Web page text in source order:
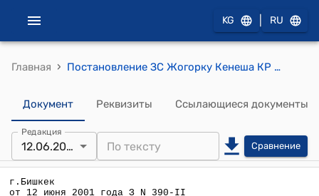
KG RU
Главная › Постановление ЗС Жогорку Кенеша КР от 12 июня 2001 года З N 390-II " Об избрании депутата Худайбергенова Б.Дж. заместителем Торага Законодательного собрания Жогорку Кенеша Кыргызской Республики"
Документ Реквизиты Ссылающиеся документы
Редакция
12.06.2001 Сравнение